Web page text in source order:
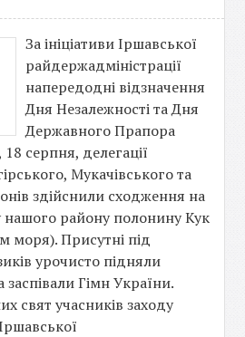
За ініціативи Іршавської
райдержадміністрації
напередодні відзначення
Дня Незалежності та Дня
Державного Прапора
серпня, делегації
Мукачівського та
здійснили сходження на
району полонину Кук
моря). Присутні під
урочисто підняли
Гімн України.
свят учасників заходу